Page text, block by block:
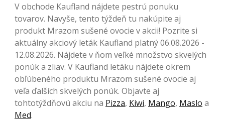
V obchode Kaufland nájdete pestrú ponuku
tovarov. Navyše, tento týždeň tu nakúpite aj
produkt Mrazom sušené ovocie v akcii! Pozrite si
aktuálny akciový leták Kaufland platný 06.08.2026 -
12.08.2026. Nájdete v ňom veľké množstvo skvelých
ponúk a zliav. V Kaufland letáku nájdete okrem
obľúbeného produktu Mrazom sušené ovocie aj
veľa ďalších skvelých ponúk. Objavte aj
tohtotýždňovú akciu na Pizza, Kiwi, Mango, Maslo a
Med.